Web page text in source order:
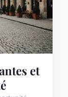
et